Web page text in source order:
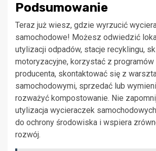
Podsumowanie
Teraz już wiesz, gdzie wyrzucić
samochodowe! Możesz odwiedzić
utylizacji odpadów, stacje recyklingu,
motoryzacyjne, korzystać z programów
producenta, skontaktować się z
samochodowymi, sprzedać lub
rozważyć kompostowanie. Nie
utylizacja wycieraczek
do ochrony środowiska i wspiera
rozwój.